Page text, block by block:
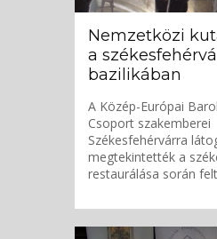
Nemzetközi
a
bazilikában
A Közép-Európai
Csoport szakemberei
Székesfehérvárra
megtekintették a
restaurálása során